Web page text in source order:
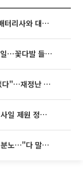
포스코퓨처엠, LFP 시장 뚫었다…배터리사와 대규모 장기 공급 합의
아옳이, 한의사 김형배와 벌써 200일⋯꽃다발 들고 "프러포즈 아냐"
추미애 "복지가 아니라 도민이 늘었다"…재정난 책임론 정면돌파
정밀분석 중"
박문성, 축구협회 '성 접대' 보도에 분노…"다 말아먹으려고 작정했나"